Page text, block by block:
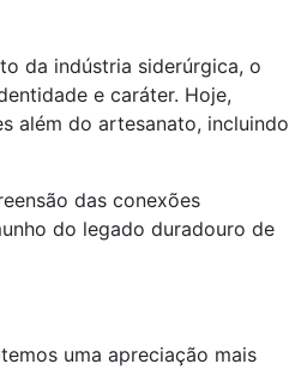
da indústria siderúrgica, o
e caráter. Hoje,
além do artesanato, incluindo
das conexões
do legado duradouro de
uma apreciação mais